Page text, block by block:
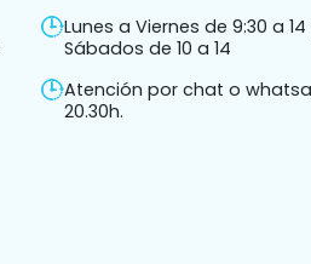
Lunes a Viernes de 9:30 a 14
Sábados de 10 a 14
Atención por chat o
20.30h.